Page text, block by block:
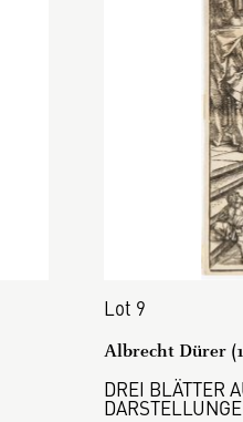
Lot 9
Albrecht Dürer
DREI BLÄTTER